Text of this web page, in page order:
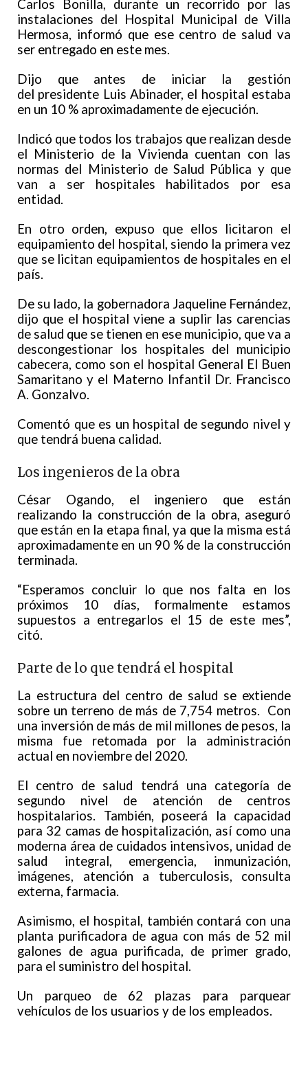
Carlos Bonilla, durante un recorrido por las
instalaciones del Hospital Municipal de Villa
Hermosa, informó que ese centro de salud va
ser entregado en este mes.
Dijo que antes de iniciar la gestión
del presidente Luis Abinader, el hospital estaba
en un 10 % aproximadamente de ejecución.
Indicó que todos los trabajos que realizan desde
el Ministerio de la Vivienda cuentan con las
normas del Ministerio de Salud Pública y que
van a ser hospitales habilitados por esa
entidad.
En otro orden, expuso que ellos licitaron el
equipamiento del hospital, siendo la primera vez
que se licitan equipamientos de hospitales en el
país.
De su lado, la gobernadora Jaqueline Fernández,
dijo que el hospital viene a suplir las carencias
de salud que se tienen en ese municipio, que va a
descongestionar los hospitales del municipio
cabecera, como son el hospital General El Buen
Samaritano y el Materno Infantil Dr. Francisco
A. Gonzalvo.
Comentó que es un hospital de segundo nivel y
que tendrá buena calidad.
Los ingenieros de la obra
César Ogando, el ingeniero que están
realizando la construcción de la obra, aseguró
que están en la etapa final, ya que la misma está
aproximadamente en un 90 % de la construcción
terminada.
“Esperamos concluir lo que nos falta en los
próximos 10 días, formalmente estamos
supuestos a entregarlos el 15 de este mes”,
citó.
Parte de lo que tendrá el hospital
La estructura del centro de salud se extiende
sobre un terreno de más de 7,754 metros. Con
una inversión de más de mil millones de pesos, la
misma fue retomada por la administración
actual en noviembre del 2020.
El centro de salud tendrá una categoría de
segundo nivel de atención de centros
hospitalarios. También, poseerá la capacidad
para 32 camas de hospitalización, así como una
moderna área de cuidados intensivos, unidad de
salud integral, emergencia, inmunización,
imágenes, atención a tuberculosis, consulta
externa, farmacia.
Asimismo, el hospital, también contará con una
planta purificadora de agua con más de 52 mil
galones de agua purificada, de primer grado,
para el suministro del hospital.
Un parqueo de 62 plazas para parquear
vehículos de los usuarios y de los empleados.